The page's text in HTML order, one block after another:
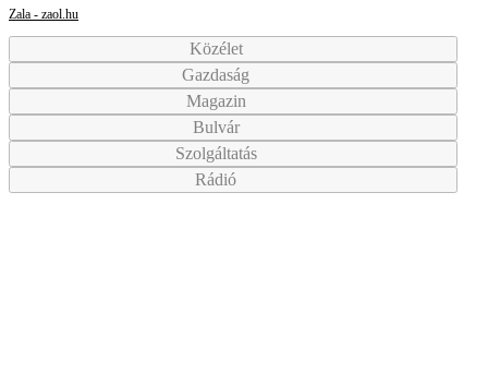
Zala - zaol.hu
Közélet
Gazdaság
Magazin
Bulvár
Szolgáltatás
Rádió